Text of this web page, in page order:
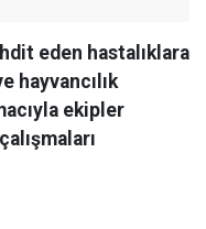
eden hastalıklara
hayvancılık
ekipler